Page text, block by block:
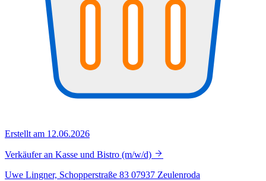
Erstellt am 12.06.2026
Verkäufer an Kasse und Bistro (m/w/d)
Uwe Lingner, Schopperstraße 83 07937 Zeulenroda